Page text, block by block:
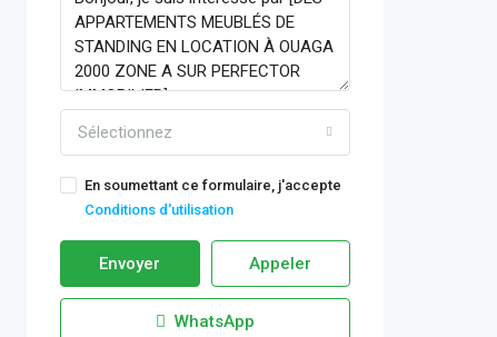
Sélectionnez
En soumettant ce formulaire, j'accepte
Conditions d'utilisation
Envoyer Appeler
WhatsApp